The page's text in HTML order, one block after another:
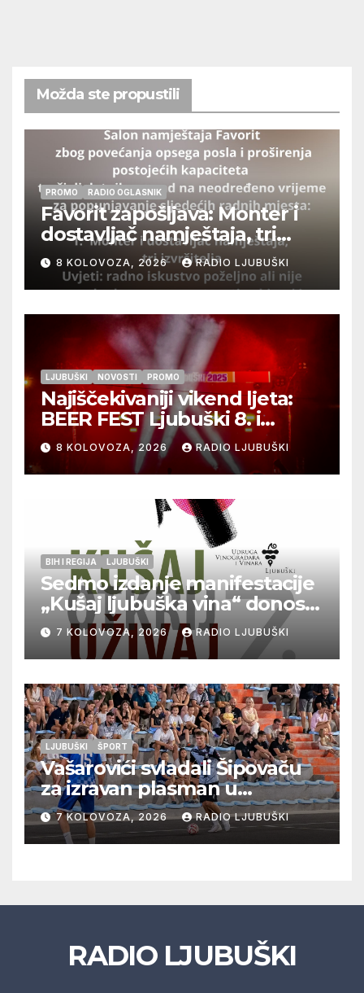
Možda ste propustili
PROMO RADIO OGLASNIK
Favorit zapošljava: Monter i
dostavljač namještaja, tri
izvršitelja
8 KOLOVOZA, 2026 RADIO LJUBUŠKI
LJUBUŠKI NOVOSTI PROMO
Najiščekivaniji vikend ljeta:
BEER FEST Ljubuški 8. i
9.kolovoza
8 KOLOVOZA, 2026 RADIO LJUBUŠKI
BIH I REGIJA LJUBUŠKI
Sedmo izdanje manifestacije
„Kušaj ljubuška vina“ donosi
vrhunska vina, gastronomiju i
glazbu
7 KOLOVOZA, 2026 RADIO LJUBUŠKI
LJUBUŠKI ŠPORT
Vašarovići svladali Šipovaču
za izravan plasman u
četvrtfinale, Grab izborio
prolazak dalje, Klobuk ispao,
večeras počinje četvrtfinale
7 KOLOVOZA, 2026 RADIO LJUBUŠKI
RADIO LJUBUŠKI